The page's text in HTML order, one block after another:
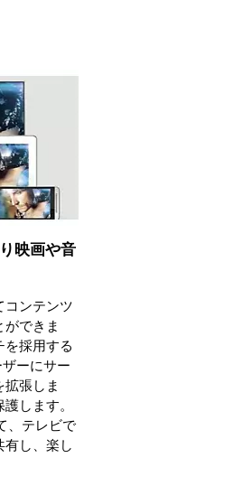
映画や音
コンテンツ
ができま
を採用する
ーにサー
拡張しま
します。
、テレビで
有し、楽し